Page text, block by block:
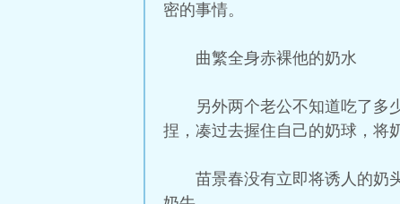
密的事情。
曲繁全身赤裸他的奶水
另外两个老公不知道吃了多
捏，凑过去握住自己的奶球，
苗景春没有立即将诱人的奶